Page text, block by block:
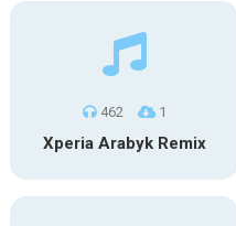
462 1
Xperia Arabyk Remix